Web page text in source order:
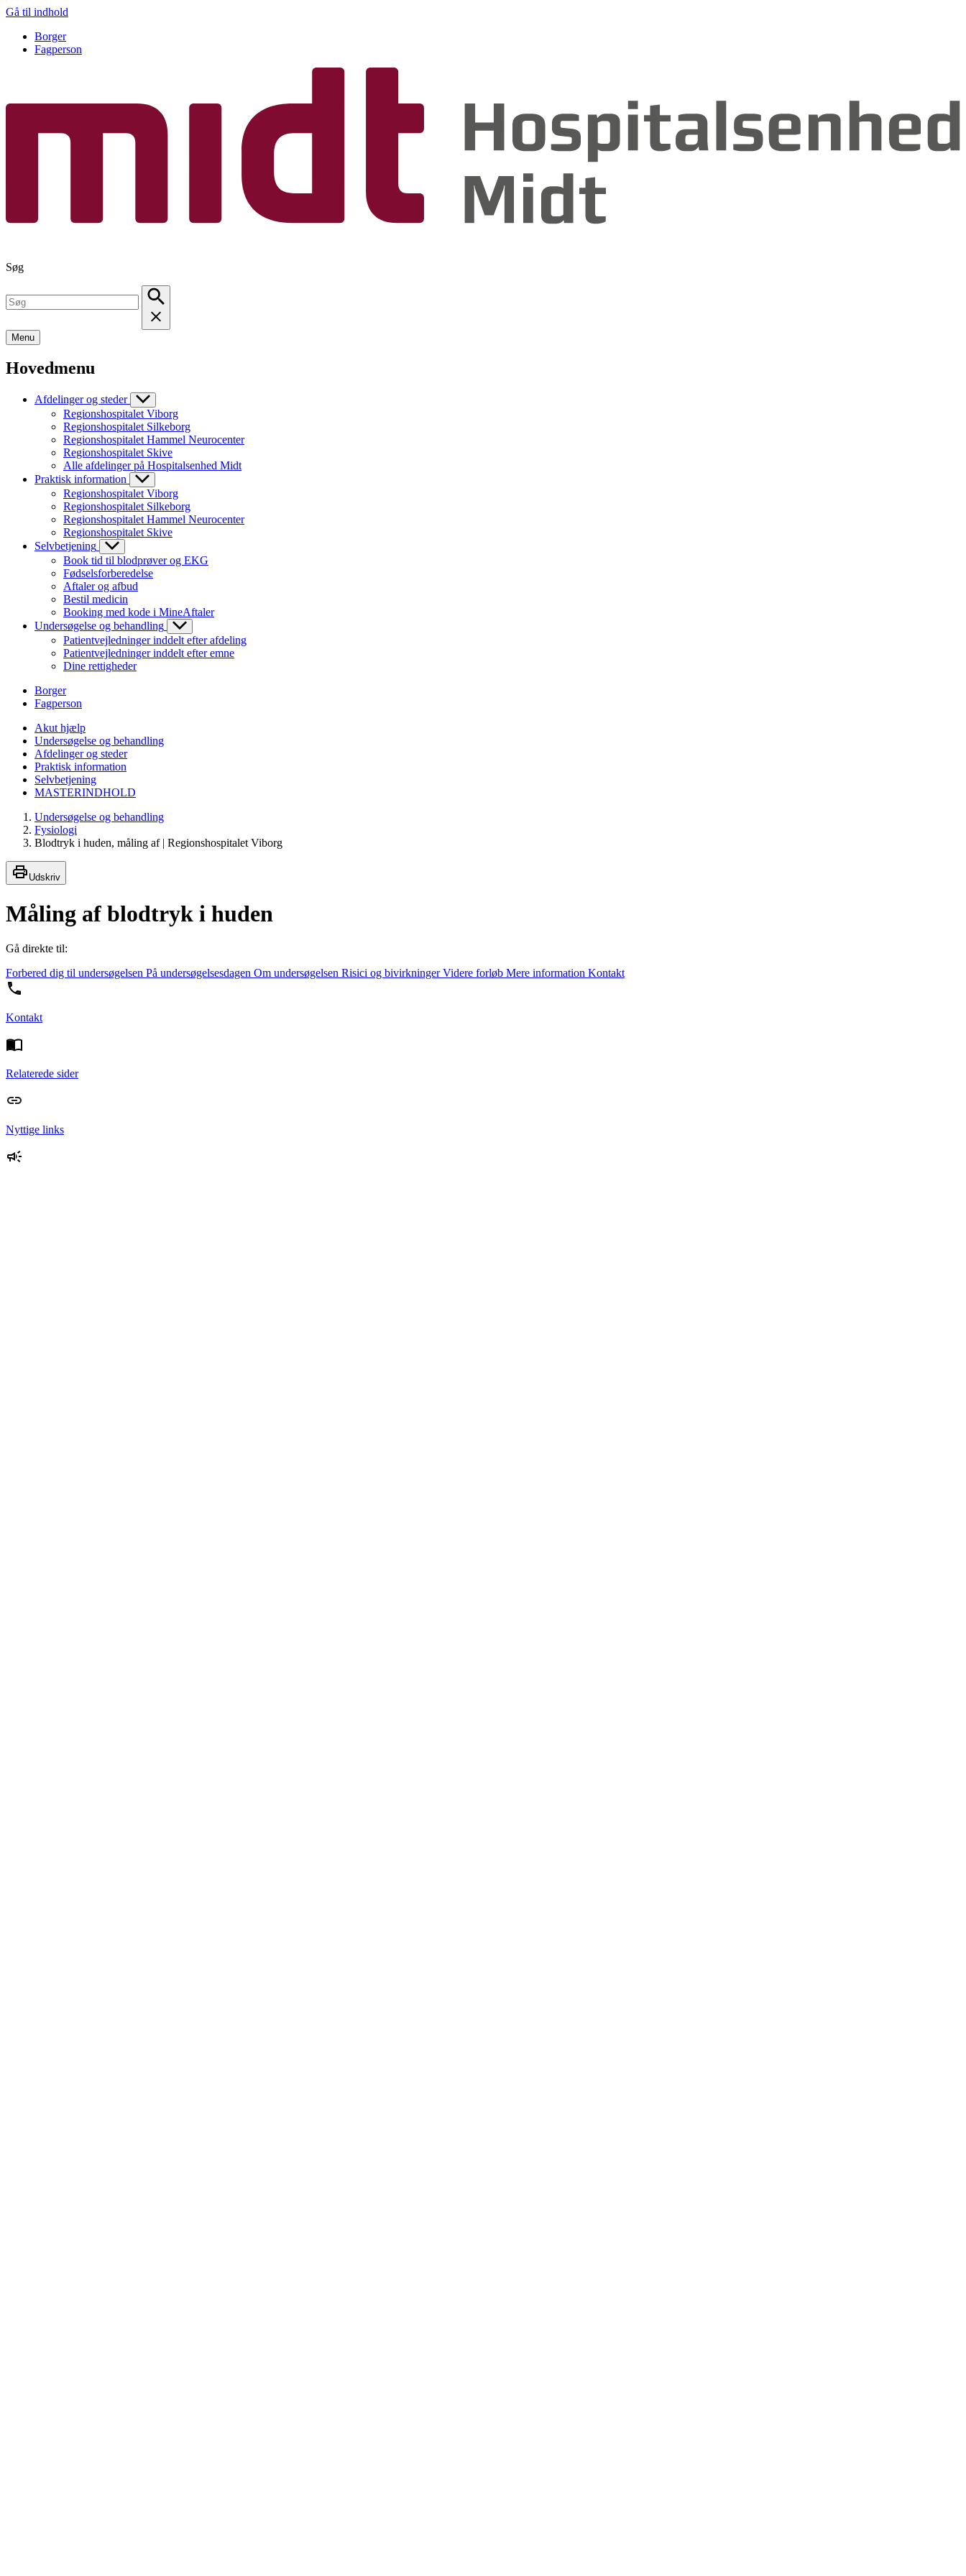
Gå til indhold
Borger
Fagperson
Søg
Menu
Hovedmenu
Afdelinger og steder
Regionshospitalet Viborg
Regionshospitalet Silkeborg
Regionshospitalet Hammel Neurocenter
Regionshospitalet Skive
Alle afdelinger på Hospitalsenhed Midt
Praktisk information
Regionshospitalet Viborg
Regionshospitalet Silkeborg
Regionshospitalet Hammel Neurocenter
Regionshospitalet Skive
Selvbetjening
Book tid til blodprøver og EKG
Fødselsforberedelse
Aftaler og afbud
Bestil medicin
Booking med kode i MineAftaler
Undersøgelse og behandling
Patientvejledninger inddelt efter afdeling
Patientvejledninger inddelt efter emne
Dine rettigheder
Borger
Fagperson
Akut hjælp
Undersøgelse og behandling
Afdelinger og steder
Praktisk information
Selvbetjening
MASTERINDHOLD
Undersøgelse og behandling
Fysiologi
Blodtryk i huden, måling af | Regionshospitalet Viborg
Udskriv
Måling af blodtryk i huden
Gå direkte til:
Forbered dig til undersøgelsen På undersøgelsesdagen Om undersøgelsen Risici og bivirkningerVidere forløb Mere information Kontakt
Kontakt
Relaterede sider
Nyttige links